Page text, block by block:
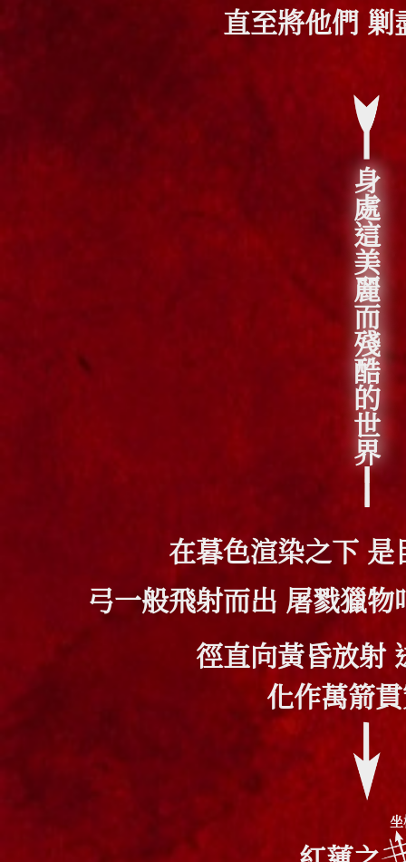
直至將他們
身處這美麗而殘酷的世界
在暮色渲染之下 是
弓一般飛射而出 屠戮獵物
徑直向黃昏放射
化作萬箭
坐